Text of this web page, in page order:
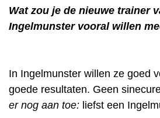
Wat zou je de nieuwe trainer
Ingelmunster vooral willen
In Ingelmunster willen ze goed
goede resultaten. Geen
er nog aan toe: liefst een